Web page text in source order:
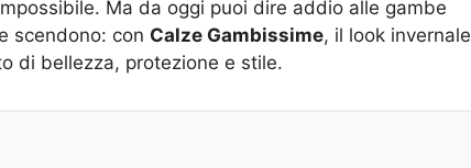
Ma da oggi puoi dire addio alle gambe
scendono: con Calze Gambissime, il look invernale
di bellezza, protezione e stile.